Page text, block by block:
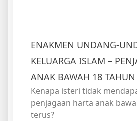
ENAKMEN UNDANG-
KELUARGA ISLAM –
ANAK BAWAH 18 TAHUN
Kenapa isteri tidak
penjagaan harta anak
terus?